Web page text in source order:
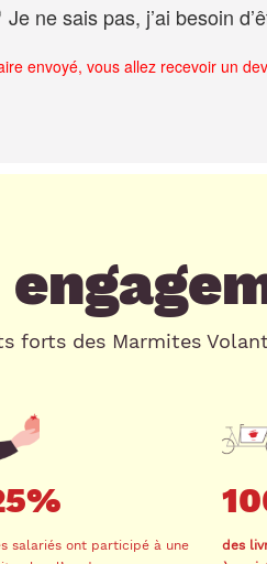
Je ne sais pas, j’ai besoin
envoyé, vous allez recevoir un
forts des Marmites
salariés ont participé à une
des